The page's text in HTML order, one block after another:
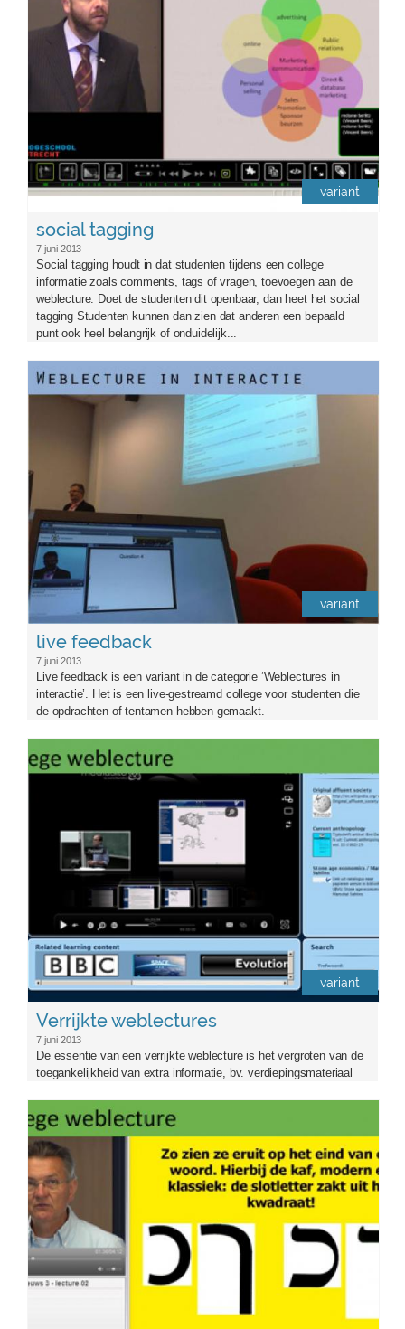
variant
social tagging
7 juni 2013
Social tagging houdt in dat studenten tijdens een college
informatie zoals comments, tags of vragen, toevoegen aan de
weblecture. Doet de studenten dit openbaar, dan heet het social
tagging Studenten kunnen dan zien dat anderen een bepaald
punt ook heel belangrijk of onduidelijk...
weblecture-in-interactiemet_1.jpg
variant
live feedback
7 juni 2013
Live feedback is een variant in de categorie ‘Weblectures in
interactie’. Het is een live-gestreamd college voor studenten die
de opdrachten of tentamen hebben gemaakt.
verrijkte-weblecturecarouse.jpg
variant
Verrijkte weblectures
7 juni 2013
De essentie van een verrijkte weblecture is het vergroten van de
toegankelijkheid van extra informatie, bv. verdiepingsmateriaal
kennisclip_1.jpg